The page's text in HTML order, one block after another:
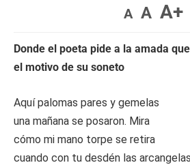
A A A+
Donde el poeta pide a la amada
el motivo de su soneto
Aquí palomas pares y gemelas
una mañana se posaron. Mira
cómo mi mano torpe se retira
cuando con tu desdén las